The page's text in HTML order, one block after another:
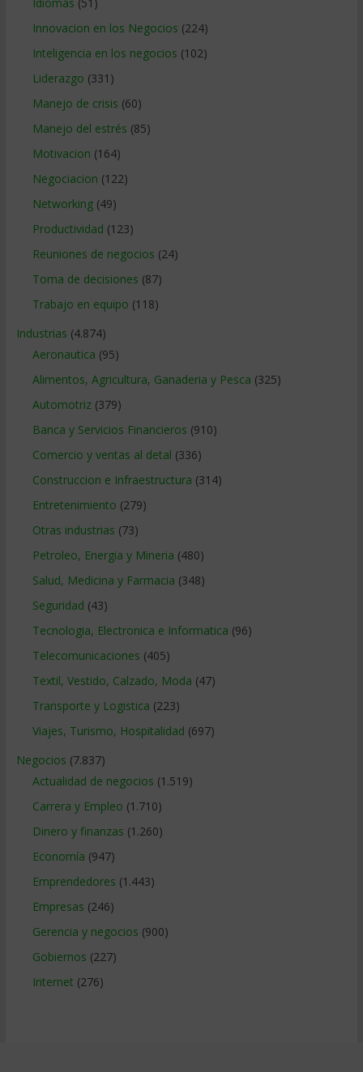
Innovacion en los Negocios (224)
Inteligencia en los negocios (102)
Liderazgo (331)
Manejo de crisis (60)
Manejo del estrés (85)
Motivacion (164)
Negociacion (122)
Networking(49)
Productividad (123)
Reuniones de negocios (24)
Toma de decisiones (87)
Trabajo en equipo (118)
Industrias (4.874)
Aeronautica (95)
Alimentos, Agricultura, Ganaderia y Pesca (325)
Automotriz(379)
Banca y Servicios Financieros (910)
Comercio y ventas al detal (336)
Construccion e Infraestructura (314)
Entretenimiento (279)
Otras industrias (73)
Petroleo, Energia y Mineria (480)
Salud, Medicina y Farmacia (348)
Seguridad (43)
Tecnologia, Electronica e Informatica (96)
Telecomunicaciones (405)
Textil, Vestido, Calzado, Moda (47)
Transporte y Logistica (223)
Viajes, Turismo, Hospitalidad (697)
Negocios (7.837)
Actualidad de negocios (1.519)
Carrera y Empleo (1.710)
Dinero y finanzas (1.260)
Economía (947)
Emprendedores (1.443)
Empresas (246)
Gerencia y negocios (900)
Gobiernos (227)
Internet (276)